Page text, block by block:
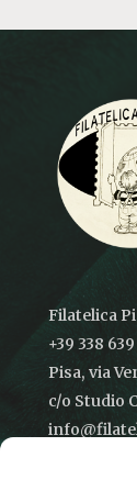
Filatelica
+39 338 639
Pisa, via
c/o Studio